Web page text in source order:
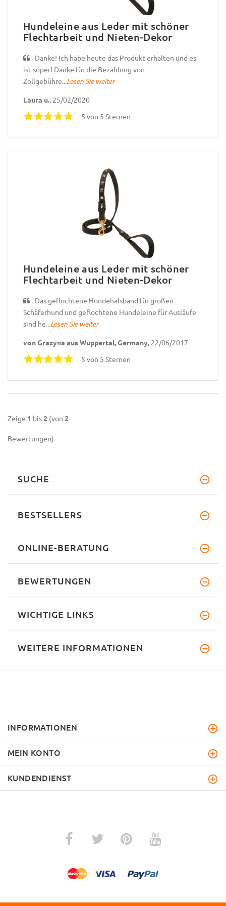
Hundeleine aus Leder mit schöner
Flechtarbeit und Nieten-Dekor
Danke! Ich habe heute das Produkt erhalten und es
ist super! Danke für die Bezahlung von
Zollgebühre...Lesen Sie weiter
Laura u., 25/02/2020
5 von 5 Sternen
Hundeleine aus Leder mit schöner
Flechtarbeit und Nieten-Dekor
Das geflochtene Hundehalsband für großen
Schäferhund und geflochtene Hundeleine für Ausläufe
sind he...Lesen Sie weiter
von Grazyna aus Wuppertal, Germany, 22/06/2017
5 von 5 Sternen
Zeige 1 bis2 (von 2
Bewertungen)
SUCHE
BESTSELLERS
ONLINE-BERATUNG
BEWERTUNGEN
WICHTIGE LINKS
WEITERE INFORMATIONEN
INFORMATIONEN
MEIN KONTO
KUNDENDIENST